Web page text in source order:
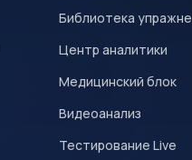
Библиотека
Центр аналитики
Медицинский блок
Видеоанализ
Тестирование Live